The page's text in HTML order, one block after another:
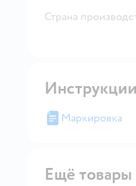
Страна
Маркировка
Ещё товары